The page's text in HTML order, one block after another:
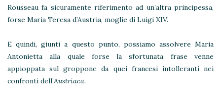
Rousseau fa sicuramente riferimento ad un’altra principessa,
forse Maria Teresa d’Austria, moglie di Luigi XIV.
E quindi, giunti a questo punto, possiamo assolvere Maria
Antonietta alla quale forse la sfortunata frase venne
appioppata sul groppone da quei francesi intolleranti nei
confronti dell’Austriaca.